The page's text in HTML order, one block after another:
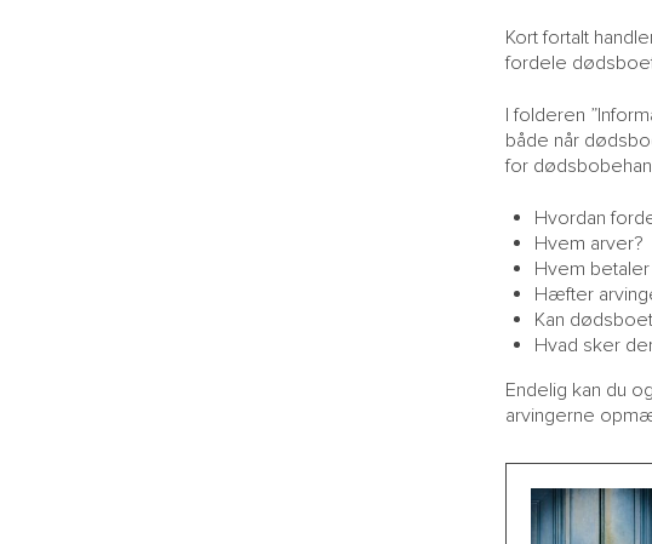
Kort fortalt
fordele
I folderen
både når
for
Hvordan
Hvem arver?
Hvem
Hæfter
Kan
Hvad sker
Endelig kan du
arvingerne